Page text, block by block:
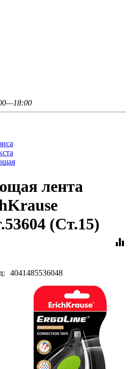
лента
(Ст.15)
equalizer
4041485536048